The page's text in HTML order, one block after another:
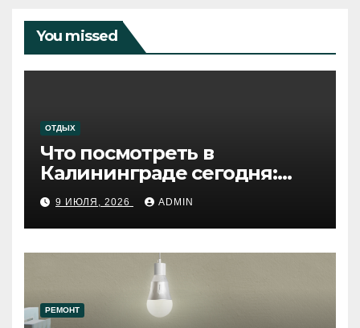
You missed
ОТДЫХ
Что посмотреть в
Калининграде сегодня:
путеводитель по самому
западному городу России
9 ИЮЛЯ, 2026 ADMIN
РЕМОНТ